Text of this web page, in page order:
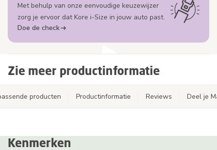
Met behulp van onze eenvoudige keuzewijzer
zorg je ervoor dat Kore i-Size in jouw auto past.
Doe de check
Zie meer productinformatie
producten Productinformatie Reviews Deel je
Kenmerken